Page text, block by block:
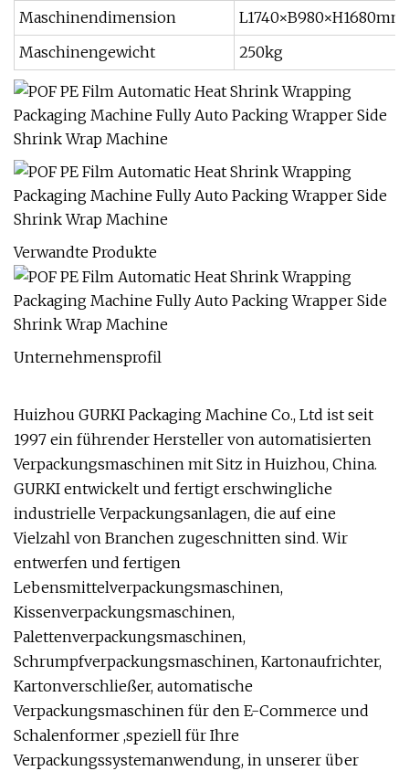
Maschinendimension
L1740×B980×H1680mm
Maschinengewicht
250kg
Verwandte Produkte
Unternehmensprofil
Huizhou GURKI Packaging Machine Co., Ltd ist seit
1997 ein führender Hersteller von automatisierten
Verpackungsmaschinen mit Sitz in Huizhou, China.
GURKI entwickelt und fertigt erschwingliche
industrielle Verpackungsanlagen, die auf eine
Vielzahl von Branchen zugeschnitten sind. Wir
entwerfen und fertigen
Lebensmittelverpackungsmaschinen,
Kissenverpackungsmaschinen,
Palettenverpackungsmaschinen,
Schrumpfverpackungsmaschinen, Kartonaufrichter,
Kartonverschließer, automatische
Verpackungsmaschinen für den E-Commerce und
Schalenformer ,speziell für Ihre
Verpackungssystemanwendung, in unserer über